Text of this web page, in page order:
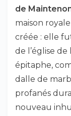
de
maison
créée : elle
de l’église
épitaphe,
dalle de
profanés
nouveau